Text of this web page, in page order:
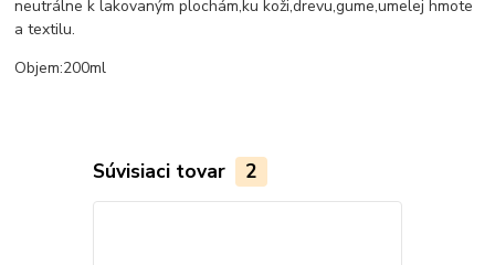
neutrálne k lakovaným plochám,ku koži,drevu,gume,umelej hmote
a textilu.
Objem:200ml
Súvisiaci tovar 2